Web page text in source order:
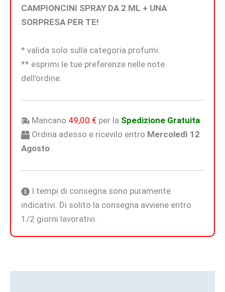
CAMPIONCINI SPRAY DA 2 ML + UNA
SORPRESA PER TE!
* valida solo sulla categoria profumi.
** esprimi le tue preferenze nelle note
dell'ordine.
Mancano 49,00 € per la Spedizione Gratuita.
Ordina adesso e ricevilo entro Mercoledì 12
Agosto.
I tempi di consegna sono puramente
indicativi. Di solito la consegna avviene entro
1/2 giorni lavorativi.